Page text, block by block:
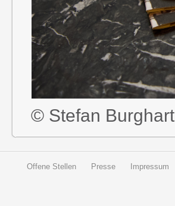
© Stefan Burghart
Offene Stellen Presse Impressum